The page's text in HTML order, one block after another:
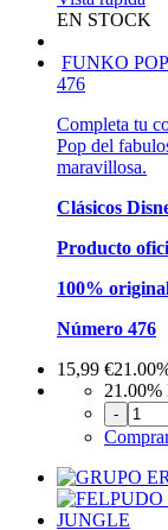
EN STOCK
FUNKO
476
Completa tu
Pop del
maravillosa.
Clásicos
Producto
100%
Número 476
15,99 €
21.00%
-